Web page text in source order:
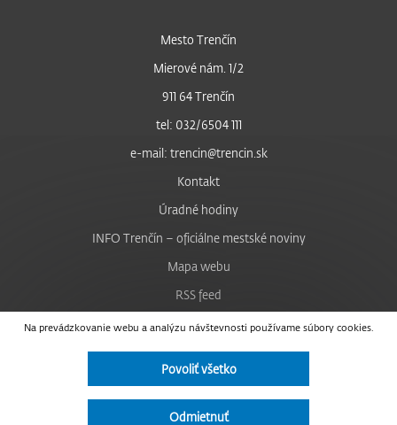
Na prevádzkovanie webu a analýzu návštevnosti používame súbory cookies.
Povoliť všetko
Odmietnuť
Mesto Trenčín
Mierové nám. 1/2
911 64 Trenčín
tel: 032/6504 111
e-mail: trencin@trencin.sk
Kontakt
Úradné hodiny
INFO Trenčín – oficiálne mestské noviny
Mapa webu
RSS feed
Nastavenie cookies
Facebook
Instagram